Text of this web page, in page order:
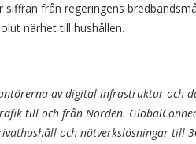
från regeringens
närhet till hushållen.
av digital infrastruktur och
till och från Norden.
och nätverkslösningar till